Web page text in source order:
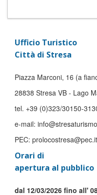
Ufficio Turistico
Città di Stresa
Piazza Marconi, 16 (a
28838 Stresa VB - Lago
tel. +39 (0)323/30150-
e-mail:
PEC: prolocostresa@pec.it
Orari di
apertura al pubblico
dal 12/03/2026 fino all'